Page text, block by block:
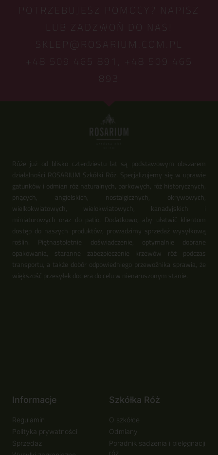
POTRZEBUJESZ POMOCY? NAPISZ
LUB ZADZWOŃ DO NAS!
SKLEP@ROSARIUM.COM.PL
+48 509 465 891,
+48 509 465
893
Róże już od blisko czterdziestu lat są podstawowym obszarem
działalności ROSARIUM Szkółki Róż. Specjalizujemy się w uprawie
gatunków i odmian róż naturalnych, parkowych, róż historycznych,
pnących, angielskich, nostalgicznych, okrywowych,
wielkokwiatowych, wielokwiatowych, kanadyjskich i
miniaturowych oraz do patio. Dodatkowo, aby ułatwić klientom
dostęp do naszych produktów, prowadzimy sprzedaż wysyłkową
roślin. Piętnastoletnie doświadczenie, optymalnie dobrane
opakowania, staranne zabezpieczenie krzewów róż podczas
transportu, a także dobór odpowiedniego przewoźnika sprawia, że
większość przesyłek dociera do celu w nienaruszonym stanie.
Informacje
Regulamin
Polityka prywatności
Sprzedaż
Szkółka Róż
O szkółce
Odmiany
Poradnik sadzenia i pielęgnacji
róż